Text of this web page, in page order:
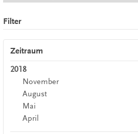
Filter
Zeitraum
2018
November
August
Mai
April